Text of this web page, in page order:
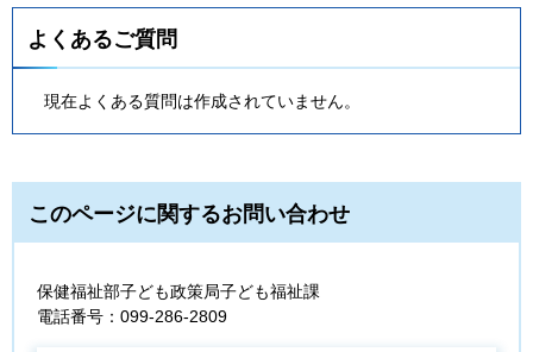
よくあるご質問
現在よくある質問は作成されていません。
このページに関するお問い合わせ
保健福祉部子ども政策局子ども福祉課
電話番号：099-286-2809